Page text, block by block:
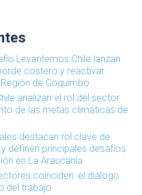
Levantemos Chile lanzan
costero y reactivar
de Coquimbo
analizan el rol del sector
de las metas climáticas de
destacan rol clave de
definen principales desafíos
en La Araucanía
coinciden: el diálogo
del trabajo